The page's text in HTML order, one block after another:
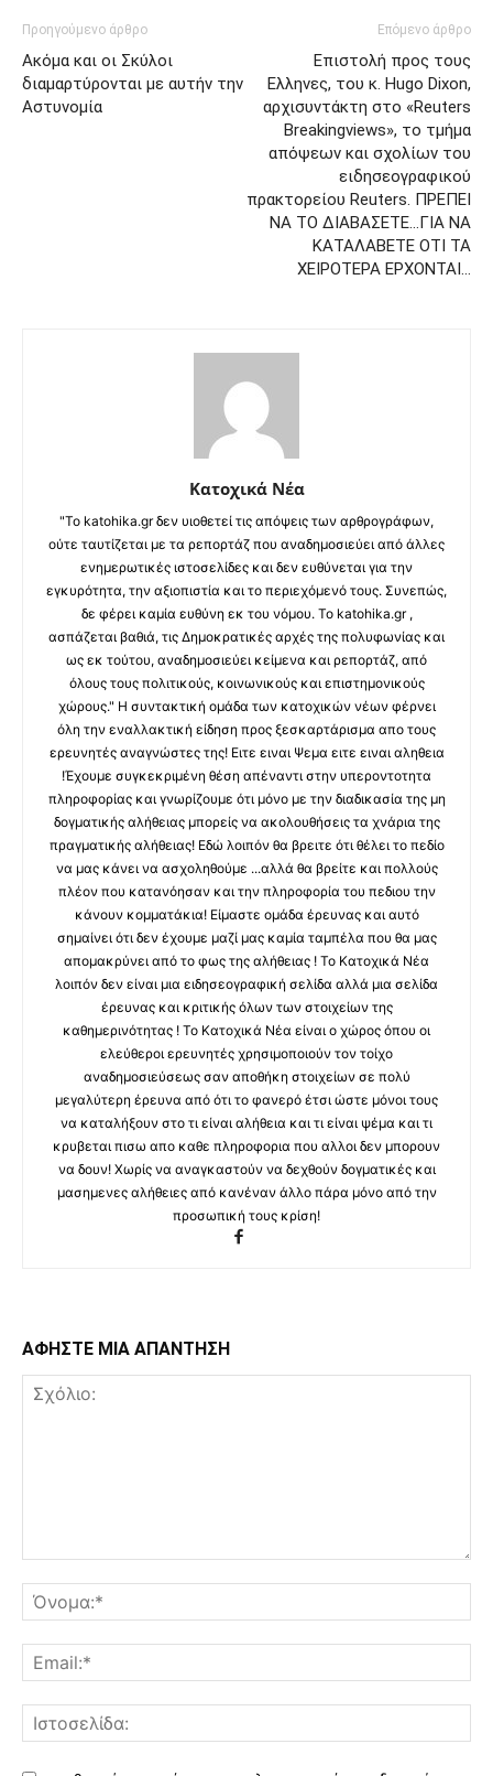
Προηγούμενο άρθρο
Ακόμα και οι Σκύλοι
διαμαρτύρονται με αυτήν την
Αστυνομία
Επόμενο άρθρο
Επιστολή προς τους
Ελληνες, του κ. Hugo Dixon,
αρχισυντάκτη στο «Reuters
Breakingviews», το τμήμα
απόψεων και σχολίων του
ειδησεογραφικού
πρακτορείου Reuters. ΠΡΕΠΕΙ
ΝΑ ΤΟ ΔΙΑΒΑΣΕΤΕ…ΓΙΑ ΝΑ
ΚΑΤΑΛΑΒΕΤΕ ΟΤΙ ΤΑ
ΧΕΙΡΟΤΕΡΑ ΕΡΧΟΝΤΑΙ…
Κατοχικά Νέα
"Το katohika.gr δεν υιοθετεί τις απόψεις των αρθρογράφων,
ούτε ταυτίζεται με τα ρεπορτάζ που αναδημοσιεύει από άλλες
ενημερωτικές ιστοσελίδες και δεν ευθύνεται για την
εγκυρότητα, την αξιοπιστία και το περιεχόμενό τους. Συνεπώς,
δε φέρει καμία ευθύνη εκ του νόμου. Το katohika.gr ,
ασπάζεται βαθιά, τις Δημοκρατικές αρχές της πολυφωνίας και
ως εκ τούτου, αναδημοσιεύει κείμενα και ρεπορτάζ, από
όλους τους πολιτικούς, κοινωνικούς και επιστημονικούς
χώρους." Η συντακτική ομάδα των κατοχικών νέων φέρνει
όλη την εναλλακτική είδηση προς ξεσκαρτάρισμα απο τους
ερευνητές αναγνώστες της! Ειτε ειναι Ψεμα ειτε ειναι αληθεια
!Έχουμε συγκεκριμένη θέση απέναντι στην υπεροντοτητα
πληροφορίας και γνωρίζουμε ότι μόνο με την διαδικασία της μη
δογματικής αλήθειας μπορείς να ακολουθήσεις τα χνάρια της
πραγματικής αλήθειας! Εδώ λοιπόν θα βρειτε ότι θέλει το πεδίο
να μας κάνει να ασχοληθούμε ...αλλά θα βρείτε και πολλούς
πλέον που κατανόησαν και την πληροφορία του πεδιου την
κάνουν κομματάκια! Είμαστε ομάδα έρευνας και αυτό
σημαίνει ότι δεν έχουμε μαζί μας καμία ταμπέλα που θα μας
απομακρύνει από το φως της αλήθειας ! Το Κατοχικά Νέα
λοιπόν δεν είναι μια ειδησεογραφική σελίδα αλλά μια σελίδα
έρευνας και κριτικής όλων των στοιχείων της
καθημερινότητας ! Το Κατοχικά Νέα είναι ο χώρος όπου οι
ελεύθεροι ερευνητές χρησιμοποιούν τον τοίχο
αναδημοσιεύσεως σαν αποθήκη στοιχείων σε πολύ
μεγαλύτερη έρευνα από ότι το φανερό έτσι ώστε μόνοι τους
να καταλήξουν στο τι είναι αλήθεια και τι είναι ψέμα και τι
κρυβεται πισω απο καθε πληροφορια που αλλοι δεν μπορουν
να δουν! Χωρίς να αναγκαστούν να δεχθούν δογματικές και
μασημενες αλήθειες από κανέναν άλλο πάρα μόνο από την
προσωπική τους κρίση!
ΑΦΗΣΤΕ ΜΙΑ ΑΠΑΝΤΗΣΗ